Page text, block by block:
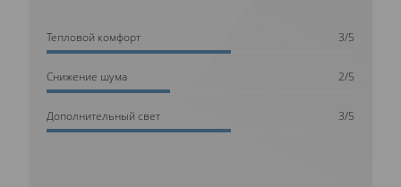
Тепловой комфорт 3/5
Cнижение шума 2/5
Дополнительный свет 3/5